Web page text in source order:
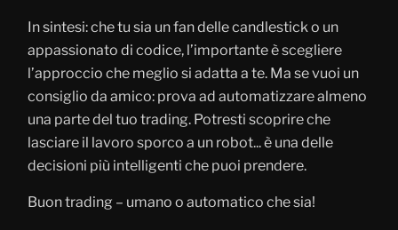
In sintesi: che tu sia un fan delle candlestick o un
appassionato di codice, l’importante è scegliere
l’approccio che meglio si adatta a te. Ma se vuoi un
consiglio da amico: prova ad automatizzare almeno
una parte del tuo trading. Potresti scoprire che
lasciare il lavoro sporco a un robot... è una delle
decisioni più intelligenti che puoi prendere.
Buon trading – umano o automatico che sia!